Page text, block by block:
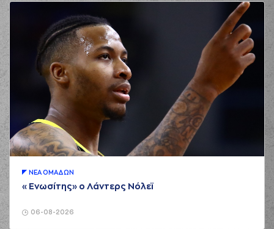
06-08-2026
ΝΕA ΟΜAΔΩΝ
«Ενωσίτης» ο Λάντερς Νόλεϊ